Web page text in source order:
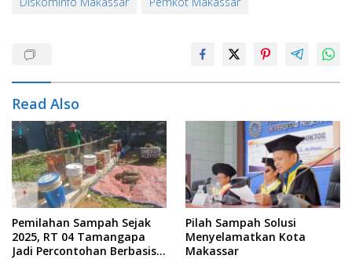
Read Also
Pemilahan Sampah Sejak
2025, RT 04 Tamangapa
Jadi Percontohan Berbasis
Pilah Sampah Solusi
Menyelamatkan Kota
Makassar